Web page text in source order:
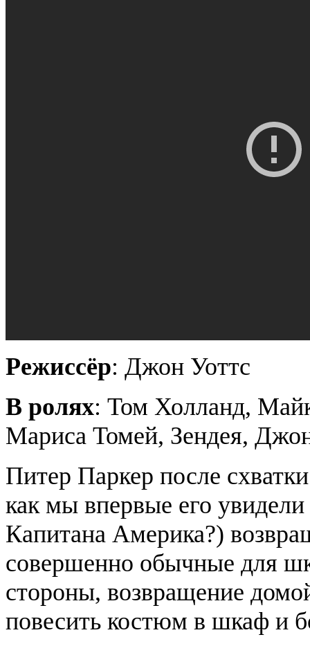
Режиссёр: Джон Уоттс
В ролях: Том Холланд,
Мариса Томей, Зендея,
Питер Паркер после
как мы впервые его
Капитана Америка?)
совершенно обычные для
стороны, возвращение
повесить костюм в шкаф и